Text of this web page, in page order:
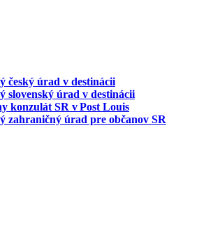
český úrad v destinácii
slovenský úrad v destinácii
konzulát SR v Post Louis
zahraničný úrad pre občanov SR